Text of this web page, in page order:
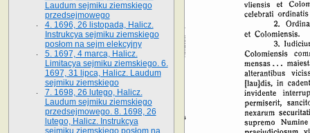
Laudum sejmiku ziemskiego
przedsejmowego
4. 1696, 26 listopada, Halicz.
Instrukcya sejmiku ziemskiego
posłom na sejm elekcyjny
5. 1697, 4 marca, Halicz.
Limitacya sejmiku ziemskiego. 6.
1697, 31 lipca, Halicz. Laudum
sejmiku ziemskiego
7. 1698, 26 lutego, Halicz.
Laudum sejmiku ziemskiego
przedsejmowego. 8. 1698, 26
lutego, Halicz. Instrukcya
sejmiku ziemskiego posłom na